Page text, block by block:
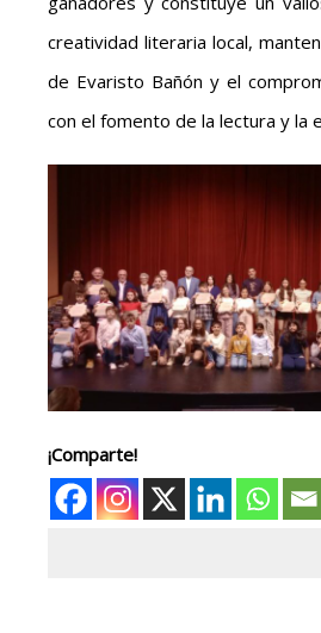
creatividad literaria local,
de Evaristo Bañón y el
con el fomento de la lectura y la
¡Comparte!